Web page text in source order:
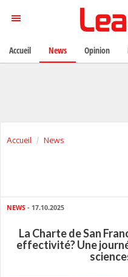
Accueil News
NEWS - 17.10.2025
La Charte de San
effectivité? Une
Accueil News Opinion